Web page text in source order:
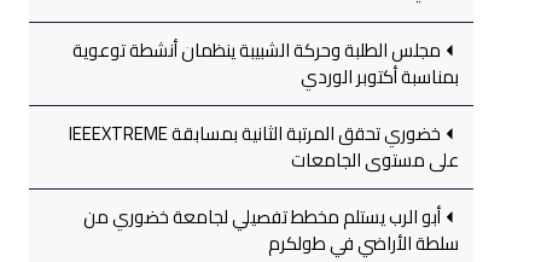
مجلس الطلبة وحركة الشبيبة ينظمان أنشطة توعوية
بمناسبة أكتوبر الوردي
خضوري تحقق المرتبة الثانية بمسابقة IEEEXTREME
على مستوى الجامعات
أبو الرب يستلم مخطط تفصيلي لجامعة خضوري من
سلطة الأراضي في طولكرم